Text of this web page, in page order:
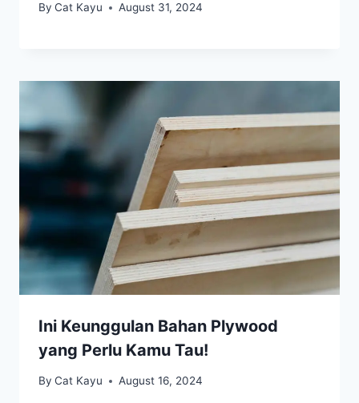
By Cat Kayu August 31, 2024
Ini Keunggulan Bahan Plywood
yang Perlu Kamu Tau!
By Cat Kayu August 16, 2024